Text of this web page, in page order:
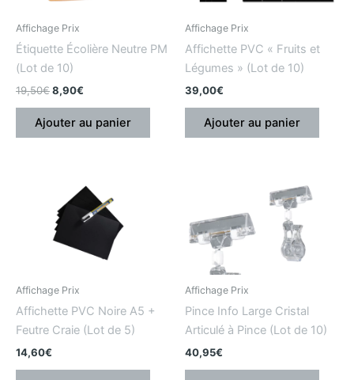
Affichage Prix
Étiquette Écolière Neutre PM
(Lot de 10)
19,50€8,90€
Ajouter au panier
Affichage Prix
Affichette PVC « Fruits et
Légumes » (Lot de 10)
39,00€
Ajouter au panier
Affichage Prix
Affichette PVC Noire A5 +
Feutre Craie (Lot de 5)
14,60€
Affichage Prix
Pince Info Large Cristal
Articulé à Pince (Lot de 10)
40,95€